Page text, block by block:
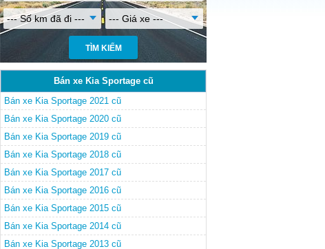
--- Số km đã đi --- --- Giá xe ---
Bán xe Kia Sportage cũ
Bán xe Kia Sportage 2021 cũ
Bán xe Kia Sportage 2020 cũ
Bán xe Kia Sportage 2019 cũ
Bán xe Kia Sportage 2018 cũ
Bán xe Kia Sportage 2017 cũ
Bán xe Kia Sportage 2016 cũ
Bán xe Kia Sportage 2015 cũ
Bán xe Kia Sportage 2014 cũ
Bán xe Kia Sportage 2013 cũ